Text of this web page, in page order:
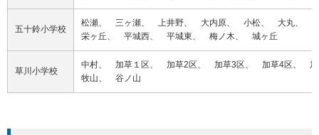
五十鈴小学校
松瀬、 三ヶ瀬、 上井野、
大内原、 小松、 大丸、
栄ヶ丘、 平城西、 平城東、 梅ノ木、 城ヶ丘
草川小学校
中村、 加草１区、 加草2区、 加草3区、 加草4区、
牧山、
谷ノ山